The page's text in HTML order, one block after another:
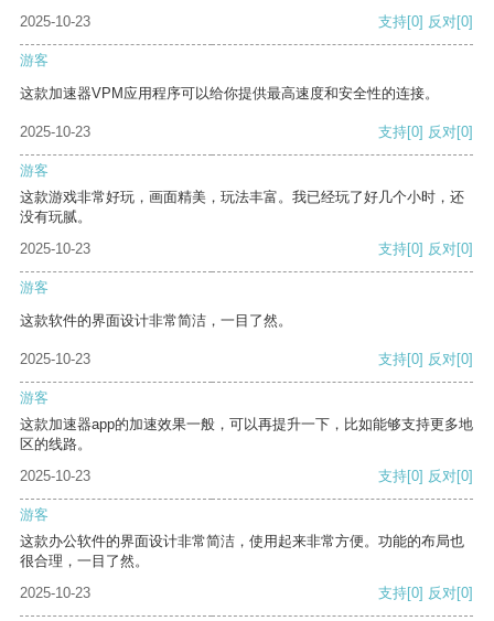
2025-10-23
支持[0] 反对[0]
游客
这款加速器VPM应用程序可以给你提供最高速度和安全性的连接。
2025-10-23 支持[0] 反对[0]
游客
这款游戏非常好玩，画面精美，玩法丰富。我已经玩了好几个小时，还
没有玩腻。
2025-10-23
支持[0] 反对[0]
游客
这款软件的界面设计非常简洁，一目了然。
2025-10-23 支持[0] 反对[0]
游客
这款加速器app的加速效果一般，可以再提升一下，比如能够支持更多地
区的线路。
2025-10-23
支持[0] 反对[0]
游客
这款办公软件的界面设计非常简洁，使用起来非常方便。功能的布局也
很合理，一目了然。
2025-10-23
支持[0] 反对[0]